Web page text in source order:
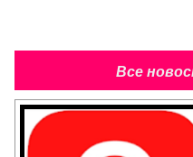
Все